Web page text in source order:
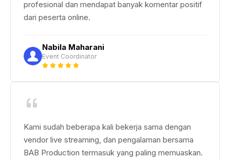
profesional dan mendapat banyak komentar positif
dari peserta online.
Nabila Maharani
Event Coordinator
Kami sudah beberapa kali bekerja sama dengan
vendor live streaming, dan pengalaman bersama
BAB Production termasuk yang paling memuaskan.